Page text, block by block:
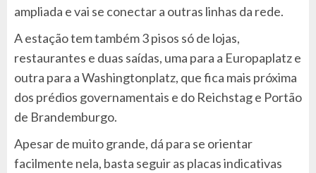
ampliada e vai se conectar a outras linhas da rede.
A estação tem também 3 pisos só de lojas,
restaurantes e duas saídas, uma para a Europaplatz e
outra para a Washingtonplatz, que fica mais próxima
dos prédios governamentais e do Reichstag e Portão
de Brandemburgo.
Apesar de muito grande, dá para se orientar
facilmente nela, basta seguir as placas indicativas